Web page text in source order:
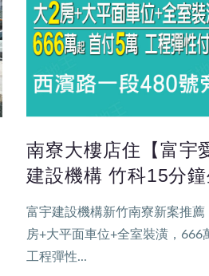
南寮大樓店住【富宇
建設機構 竹科15分
富宇建設機構新竹南寮新案推薦
房+大平面車位+全室裝潢，666
工程彈性...